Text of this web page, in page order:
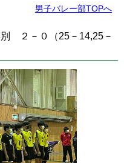
男子バレー部TOPへ
２－０（25－14,25－